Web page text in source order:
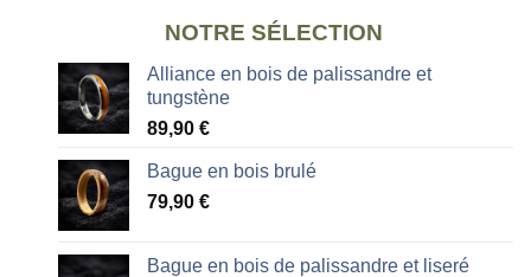
NOTRE SÉLECTION
Alliance en bois de palissandre et
tungstène
89,90 €
Bague en bois brulé
79,90 €
Bague en bois de palissandre et liseré